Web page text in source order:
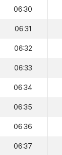
06:30
06:31
06:32
06:33
06:34
06:35
06:36
06:37